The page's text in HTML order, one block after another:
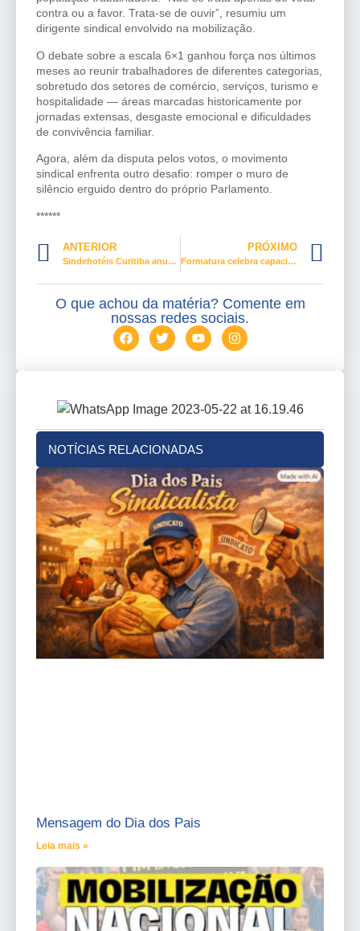
contra ou a favor. Trata-se de ouvir”, resumiu um
dirigente sindical envolvido na mobilização.
O debate sobre a escala 6×1 ganhou força nos últimos
meses ao reunir trabalhadores de diferentes categorias,
sobretudo dos setores de comércio, serviços, turismo e
hospitalidade — áreas marcadas historicamente por
jornadas extensas, desgaste emocional e dificuldades
de convivência familiar.
Agora, além da disputa pelos votos, o movimento
sindical enfrenta outro desafio: romper o muro de
silêncio erguido dentro do próprio Parlamento.
******
ANTERIOR
Sindehotéis Curitiba anuncia preparatório grátis para Enem e Vestibulares
PRÓXIMO
Formatura celebra capacitação profissional na Barra da Tijuca
O que achou da matéria? Comente em
nossas redes sociais.
NOTÍCIAS RELACIONADAS
Mensagem do Dia dos Pais
Leia mais »